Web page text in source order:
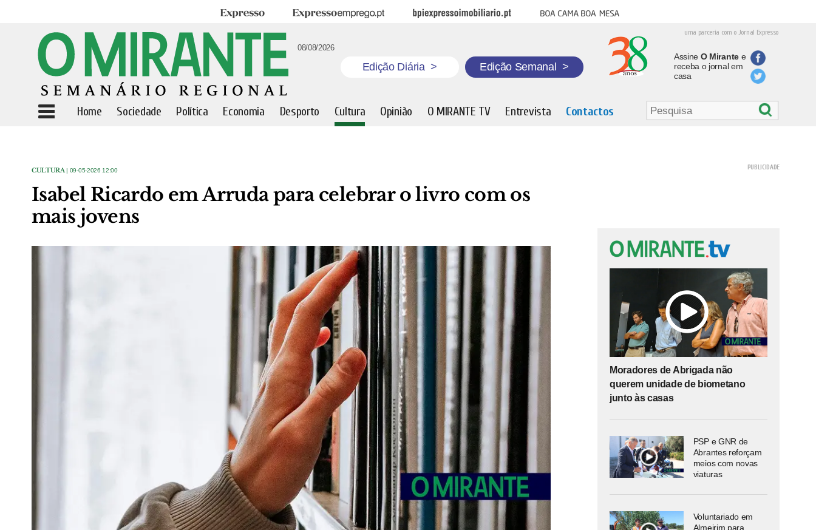
Expresso Expresso Emprego BPI Expresso Imobiliário Boa cama boa mesa
uma parceria com o Jornal Expresso
08/08/2026
Edição Diária > Edição Semanal >
Assine O Mirantee
receba o jornal em
casa
Home Sociedade Política Economia Desporto Cultura Opinião O MIRANTE TV Entrevista Contactos
CULTURA | 09-05-2026 12:00
Isabel Ricardo em Arruda para celebrar o livro com os
mais jovens
Moradores de Abrigada não
querem unidade de biometano
junto às casas
PSP e GNR de
Abrantes reforçam
meios com novas
viaturas
Voluntariado em
Almeirim para